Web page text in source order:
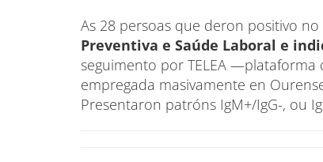
As 28 persoas que deron positivo
Preventiva e Saúde Laboral e
seguimento por TELEA
empregada masivamente en
Presentaron patróns IgM+/IgG-, ou